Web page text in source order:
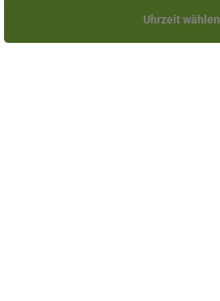
Uhrzeit wählen